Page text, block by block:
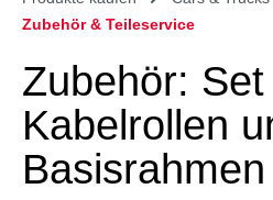
Zubehör & Teileservice
Zubehör:
Kabelrollen
Basisrahmen